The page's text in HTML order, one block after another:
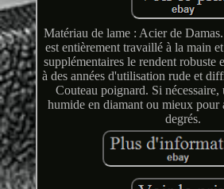
Matériau de lame : Acier de
est entièrement travaillé à la main
supplémentaires le rendent robuste
à des années d'utilisation rude et
Couteau poignard. Si
humide en diamant ou mieux pour
degrés.